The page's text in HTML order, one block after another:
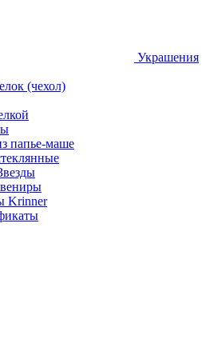
Украшения
(чехол)
папье-маше
Krinner